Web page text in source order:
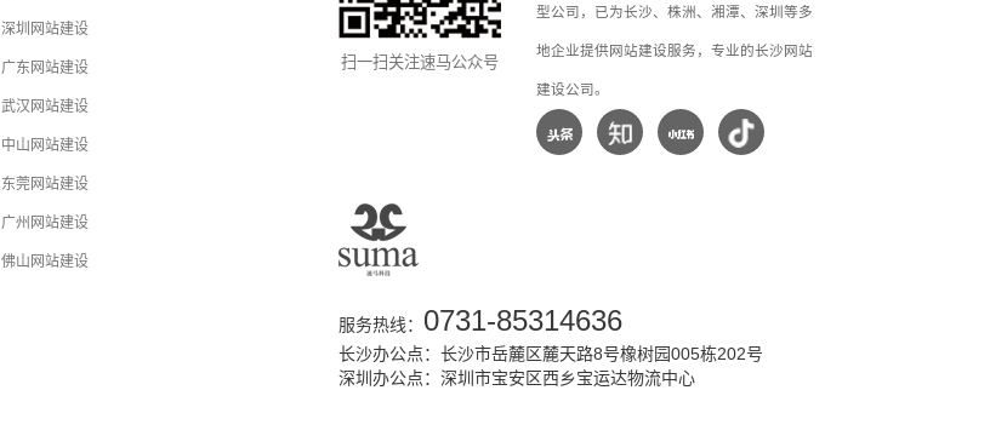
深圳网站建设
广东网站建设
武汉网站建设
中山网站建设
东莞网站建设
广州网站建设
佛山网站建设
扫一扫关注速马公众号
型公司，已为长沙、株洲、湘潭、深圳等多
地企业提供网站建设服务，专业的长沙网站
建设公司。
服务热线： 0731-85314636
长沙办公点：长沙市岳麓区麓天路8号橡树园005栋202号
深圳办公点：深圳市宝安区西乡宝运达物流中心